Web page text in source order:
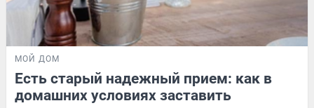
МОЙ ДОМ
Есть старый надежный прием: как в
домашних условиях заставить